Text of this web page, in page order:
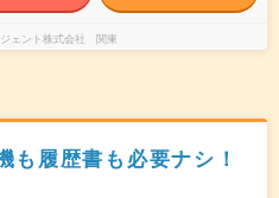
ェント株式会社 関東
履歴書も必要ナシ！